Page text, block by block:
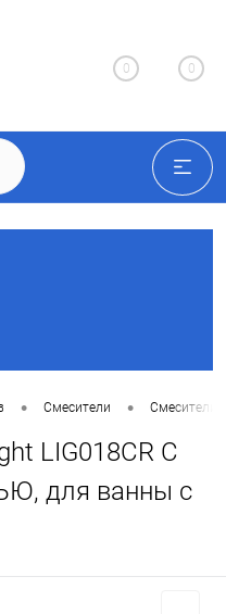
0 0
• Смесители • Смесители
LIG018CR С
для ванны с